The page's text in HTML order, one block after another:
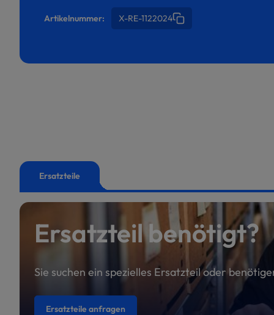
Artikelnummer: X-RE-1122024
Ersatzteile
Ersatzteil benötigt?
Sie suchen ein spezielles Ersatzteil oder
Ersatzteile anfragen